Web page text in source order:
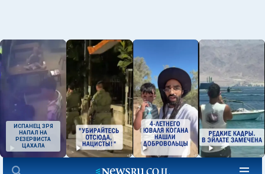
ИСПАНЕЦ ЗРЯ
НАПАЛ НА
РЕЗЕРВИСТА
ЦАХАЛА